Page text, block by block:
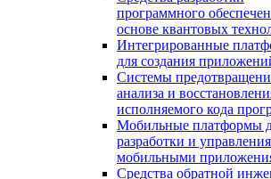
программного
основе квантовых
Интегрированные
для создания
Системы
анализа и
исполняемого кода
Мобильные платформы
разработки и управления
мобильными
Средства обратной